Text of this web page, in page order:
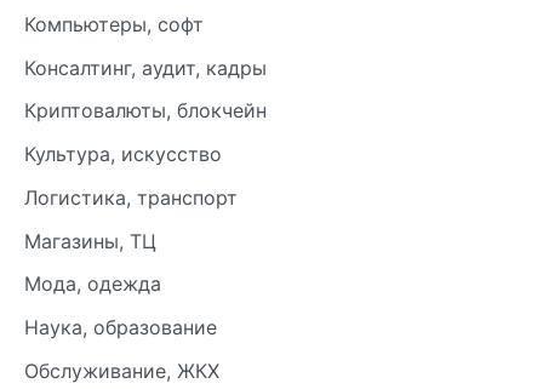
Компьютеры, софт
Консалтинг, аудит, кадры
Криптовалюты, блокчейн
Культура, искусство
Логистика, транспорт
Магазины, ТЦ
Мода, одежда
Наука, образование
Обслуживание, ЖКХ